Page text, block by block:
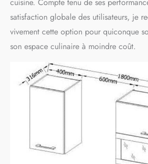
cuisine. Compte tenu de ses
satisfaction globale des utilisateurs, je
vivement cette option pour quiconque
son espace culinaire à moindre coût.